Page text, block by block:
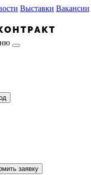
Выставки Вакансии
заявку